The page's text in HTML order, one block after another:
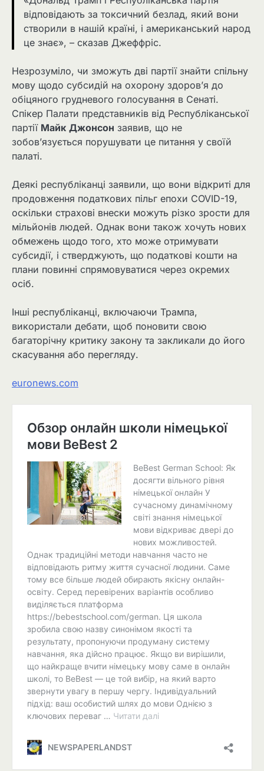
відповідають за токсичний безлад, який вони
створили в нашій країні, і американський народ
це знає», – сказав Джеффріс.
Незрозуміло, чи зможуть дві партії знайти спільну
мову щодо субсидій на охорону здоров’я до
обіцяного грудневого голосування в Сенаті.
Спікер Палати представників від Республіканської
партії Майк Джонсон заявив, що не
зобов’язується порушувати це питання у своїй
палаті.
Деякі республіканці заявили, що вони відкриті для
продовження податкових пільг епохи COVID-19,
оскільки страхові внески можуть різко зрости для
мільйонів людей. Однак вони також хочуть нових
обмежень щодо того, хто може отримувати
субсидії, і стверджують, що податкові кошти на
плани повинні спрямовуватися через окремих
осіб.
Інші республіканці, включаючи Трампа,
використали дебати, щоб поновити свою
багаторічну критику закону та закликали до його
скасування або перегляду.
euronews.com